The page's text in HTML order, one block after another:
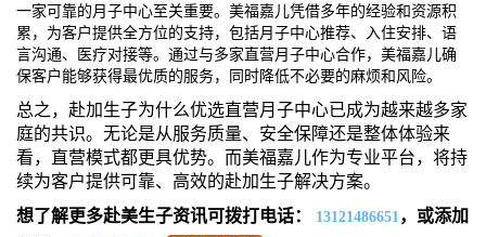
一家可靠的月子中心至关重要。美福嘉儿凭借多年的经验和资源积
累，为客户提供全方位的支持，包括月子中心推荐、入住安排、语
言沟通、医疗对接等。通过与多家直营月子中心合作，美福嘉儿确
保客户能够获得最优质的服务，同时降低不必要的麻烦和风险。
总之，赴加生子为什么优选直营月子中心已成为越来越多家
庭的共识。无论是从服务质量、安全保障还是整体体验来
看，直营模式都更具优势。而美福嘉儿作为专业平台，将持
续为客户提供可靠、高效的赴加生子解决方案。
想了解更多赴美生子资讯可拨打电话：
13121486651，或添加